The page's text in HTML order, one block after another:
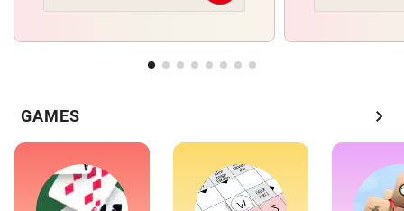
GAMES chevron_right